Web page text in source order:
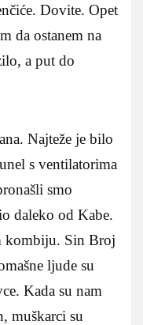
Dovite. Opet
da ostanem na
a put do
Najteže je bilo
s ventilatorima
smo
daleko od Kabe.
kombiju. Sin Broj
ljude su
Kada su nam
muškarci su